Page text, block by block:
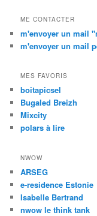
ME CONTACTER
m'envoyer un mail
m'envoyer un mail
MES FAVORIS
boitapicsel
Bugaled Breizh
Mixcity
polars à lire
NWOW
ARSEG
e-residence Estonie
Isabelle Bertrand
nwow le think tank